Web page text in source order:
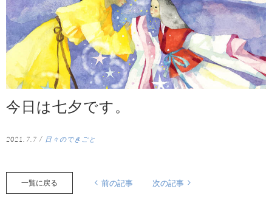
今日は七夕です。
2021.7.7 / 日々のできごと
一覧に戻る 前の記事 次の記事